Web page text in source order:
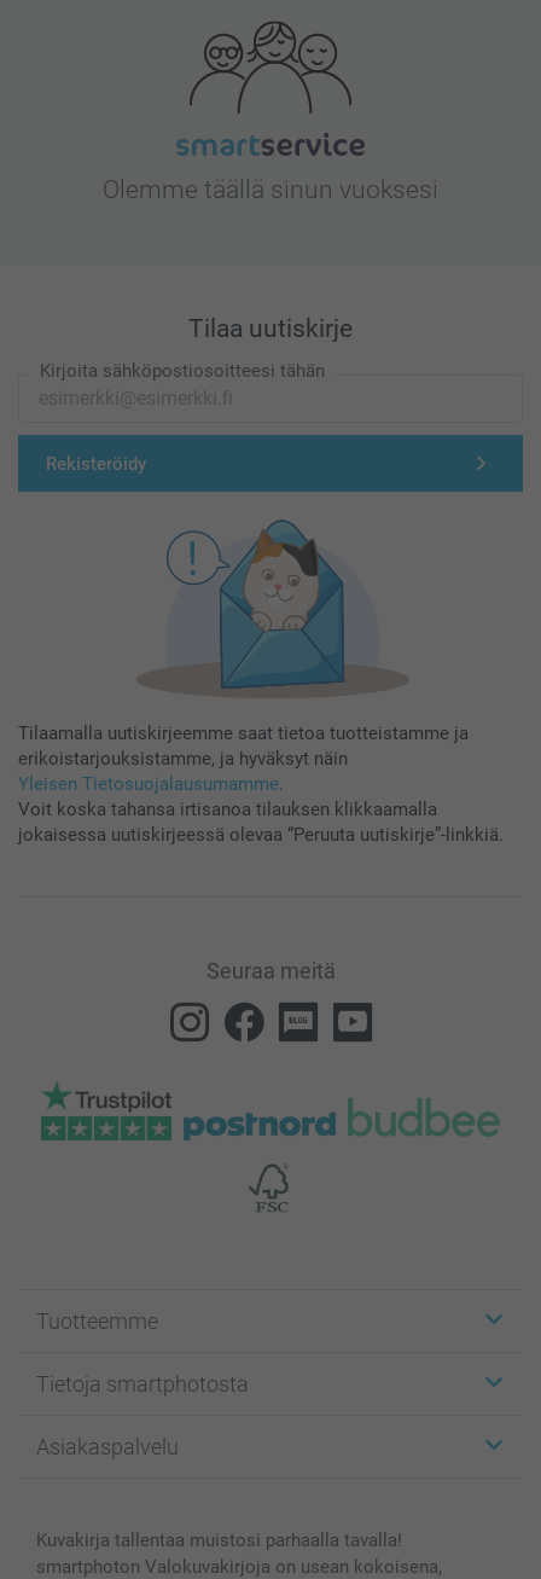
Olemme täällä sinun vuoksesi
Tilaa uutiskirje
Kirjoita sähköpostiosoitteesi tähän
Rekisteröidy
Tilaamalla uutiskirjeemme saat tietoa tuotteistamme ja
erikoistarjouksistamme, ja hyväksyt näin
Yleisen Tietosuojalausumamme.
Voit koska tahansa irtisanoa tilauksen klikkaamalla
jokaisessa uutiskirjeessä olevaa “Peruuta uutiskirje”-linkkiä.
Seuraa meitä
Tuotteemme
Kuvakortit
Kuvakirjat
Kännykkä & Tabletti
Tietoja smartphotosta
Affiliate ohjelma
Sivukartta
Asiakaspalvelu
smartbonus
Kuvakirja tallentaa muistosi parhaalla tavalla!
smartphoton Valokuvakirjoja on usean kokoisena,